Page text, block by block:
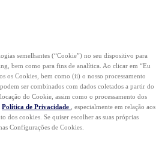
semelhantes (“Cookie”) no seu dispositivo para
bem como para fins de analítica. Ao clicar em “Eu
os Cookies, bem como (ii) o nosso processamento
ser combinados com dados coletados a partir do
do Cookie, assim como o processamento dos
Política de Privacidade
, especialmente em relação aos
dos cookies. Se quiser escolher as suas próprias
Configurações de Cookies.